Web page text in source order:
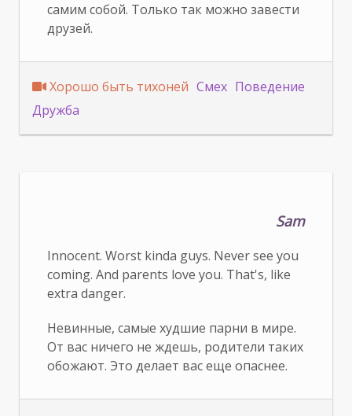
самим собой. Только так можно завести
друзей.
Хорошо быть тихоней Смех Поведение
Дружба
Sam
Innocent. Worst kinda guys. Never see you
coming. And parents love you. That's, like
extra danger.
Невинные, самые худшие парни в мире.
От вас ничего не ждешь, родители таких
обожают. Это делает вас еще опаснее.